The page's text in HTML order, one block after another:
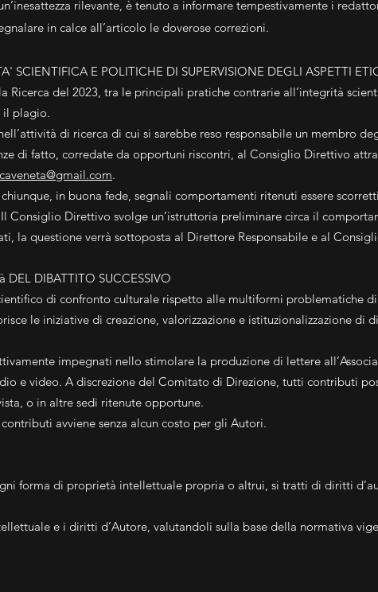
rilevante, è tenuto a informare tempestivamente i
in calce all’articolo le doverose correzioni.
SCIENTIFICA E POLITICHE DI SUPERVISIONE DEGLI ASPETTI
del 2023, tra le principali pratiche contrarie all’integrità
il plagio.
di ricerca di cui si sarebbe reso responsabile un membro
di fatto, corredate da opportuni riscontri, al Consiglio Direttivo
.
in buona fede, segnali comportamenti ritenuti essere
Consiglio Direttivo svolge un’istruttoria preliminare circa il
la questione verrà sottoposta al Direttore Responsabile e al
DEL DIBATTITO SUCCESSIVO
di confronto culturale rispetto alle multiformi problematiche di
le iniziative di creazione, valorizzazione e istituzionalizzazione di
impegnati nello stimolare la produzione di lettere
e video. A discrezione del Comitato di Direzione, tutti contributi
o in altre sedi ritenute opportune.
avviene senza alcun costo per gli Autori.
forma di proprietà intellettuale propria o altrui, si tratti di diritti
e i diritti d’Autore, valutandoli sulla base della normativa